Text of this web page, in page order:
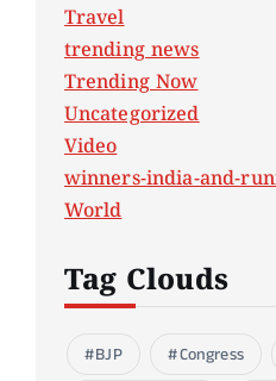
Travel
trending news
Trending Now
Uncategorized
Video
winners-india-and-
World
Tag Clouds
BJP Congress